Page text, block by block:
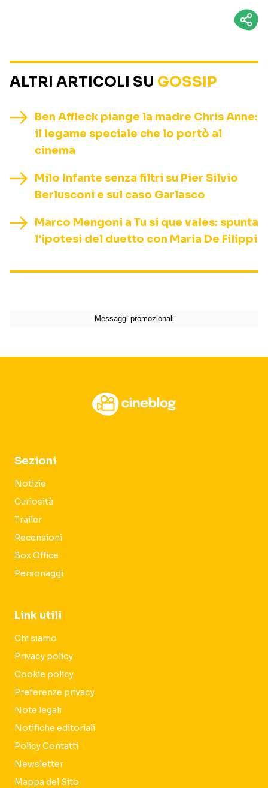
ALTRI ARTICOLI SU GOSSIP
Ben Affleck piange la madre Chris Anne:
il legame speciale che lo portò al
cinema
Milo Infante senza filtri su Pier Silvio
Berlusconi e sul caso Garlasco
Marco Mengoni a Tu si que vales: spunta
l’ipotesi del duetto con Maria De Filippi
Sezioni
Notizie
Curiosità
Trailer
Recensioni
Box Office
Personaggi
Link utili
Chi siamo
Privacy policy
Cookie policy
Preferenze privacy
Note legali
Notifiche editoriali
Policy Contatti
Newsletter
Mappa del Sito